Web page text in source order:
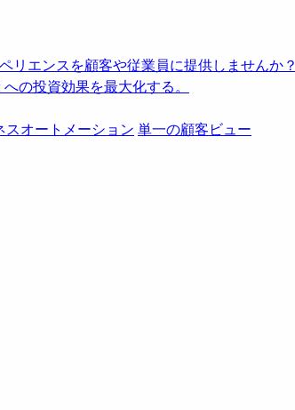
リエンスを顧客や従業員に提供しませんか？
の投資効果を最大化する。
スオートメーション 単一の顧客ビュー